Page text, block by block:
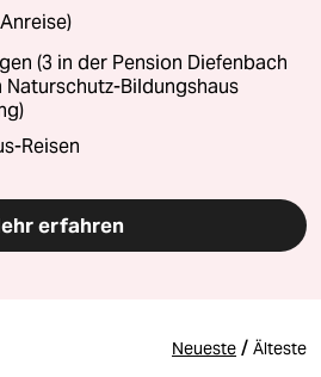
(3 in der Pension Diefenbach
Naturschutz-Bildungshaus
Reisen
erfahren
Neueste / Älteste